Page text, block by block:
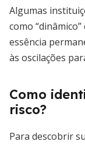
Algumas
como
essência
às oscilações
Como
risco?
Para descobrir